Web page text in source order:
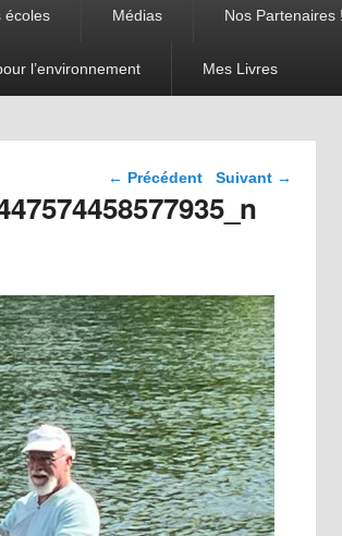
écoles Médias Nos Partenaires !
l’environnement Mes Livres
Navigation dans les
← Précédent Suivant →